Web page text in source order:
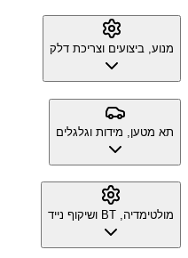
מנוע, ביצועים וצריכת דלק
תא מטען, מידות וגלגלים
מולטימדיה, BT ושיקוף נייד